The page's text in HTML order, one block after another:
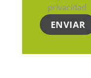
privacidad